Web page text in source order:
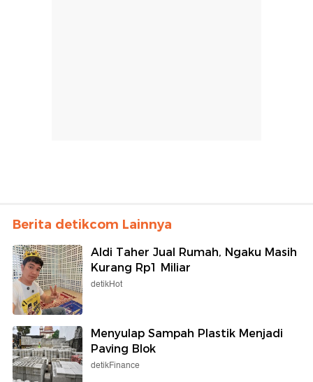
Berita detikcom Lainnya
Aldi Taher Jual Rumah, Ngaku Masih
Kurang Rp1 Miliar
detikHot
Menyulap Sampah Plastik Menjadi
Paving Blok
detikFinance